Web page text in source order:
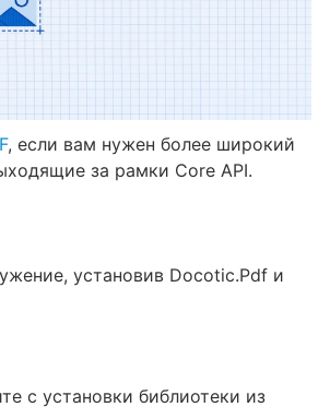
, если вам нужен более широкий
за рамки Core API.
установив Docotic.Pdf и
с установки библиотеки из